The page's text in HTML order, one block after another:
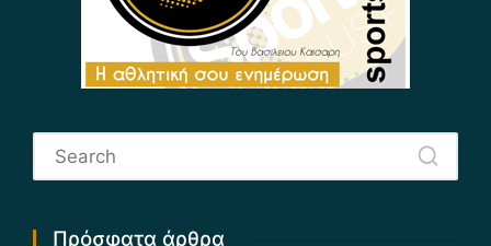
Πρόσφατα άρθρα